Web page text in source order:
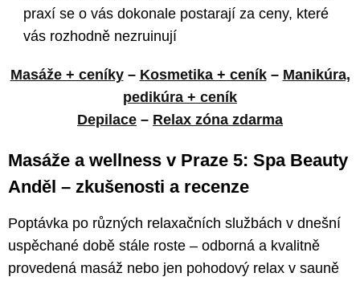
praxí se o vás dokonale postarají za ceny, které
vás rozhodně nezruinují
Masáže + ceníky– Kosmetika + ceník – Manikúra,
pedikúra + ceník
Depilace – Relax zóna zdarma
Masáže a wellness v Praze 5: Spa Beauty
Anděl – zkušenosti a recenze
Poptávka po různých relaxačních službách v dnešní
uspěchané době stále roste – odborná a kvalitně
provedená masáž nebo jen pohodový relax v sauně